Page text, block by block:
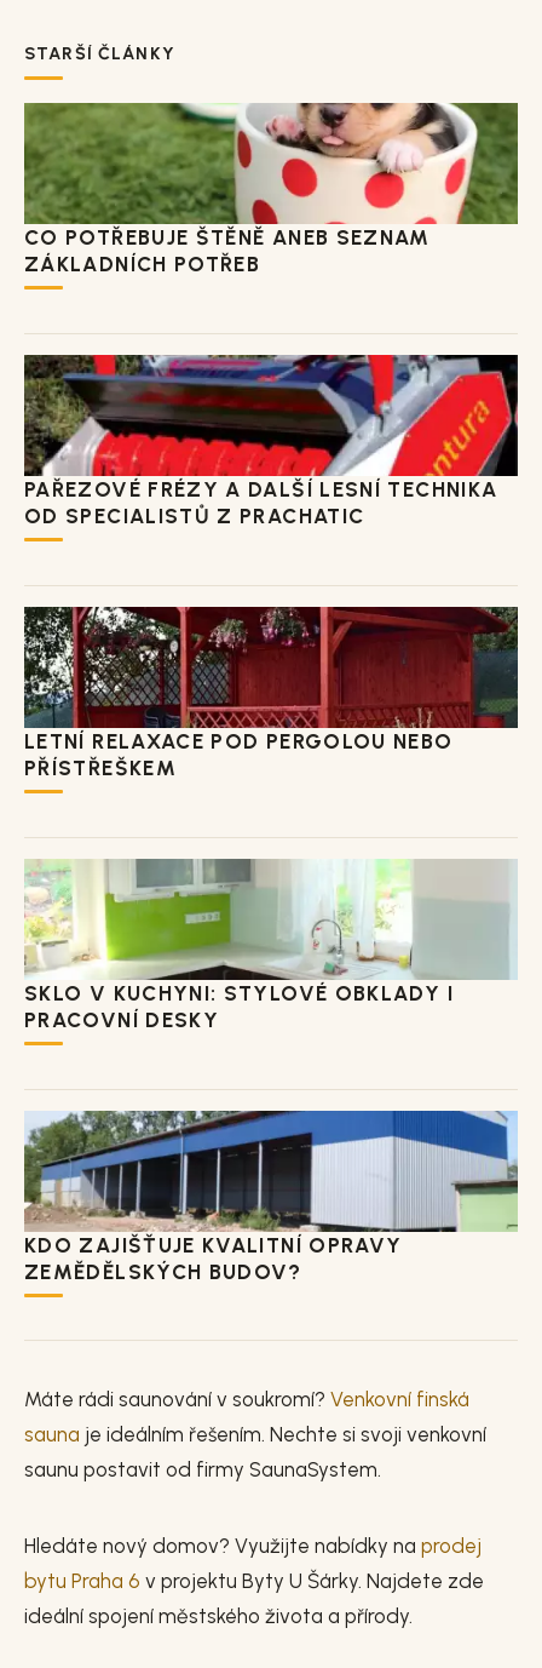
STARŠÍ ČLÁNKY
CO POTŘEBUJE ŠTĚNĚ ANEB SEZNAM
ZÁKLADNÍCH POTŘEB
PAŘEZOVÉ FRÉZY A DALŠÍ LESNÍ TECHNIKA
OD SPECIALISTŮ Z PRACHATIC
LETNÍ RELAXACE POD PERGOLOU NEBO
PŘÍSTŘEŠKEM
SKLO V KUCHYNI: STYLOVÉ OBKLADY I
PRACOVNÍ DESKY
KDO ZAJIŠŤUJE KVALITNÍ OPRAVY
ZEMĚDĚLSKÝCH BUDOV?
Máte rádi saunování v soukromí? Venkovní finská
sauna je ideálním řešením. Nechte si svoji venkovní
saunu postavit od firmy SaunaSystem.
Hledáte nový domov? Využijte nabídky na prodej
bytu Praha 6 v projektu Byty U Šárky. Najdete zde
ideální spojení městského života a přírody.